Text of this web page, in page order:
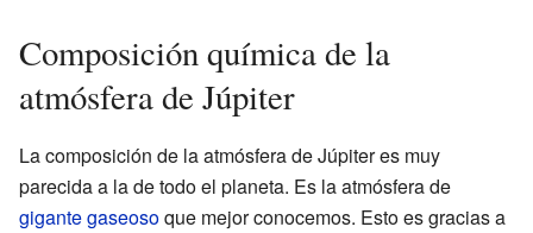
Composición química de la
atmósfera de Júpiter
La composición de la atmósfera de Júpiter es muy
parecida a la de todo el planeta. Es la atmósfera de
gigante gaseosoque mejor conocemos. Esto es gracias a